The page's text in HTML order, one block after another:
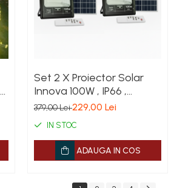
Set 2 X Proiector Solar
Innova 100W , IP66 ,
Indicator Batarie ,
Ani Garantie
379,00 Lei229,00 Lei
IN STOC
ADAUGA IN COS